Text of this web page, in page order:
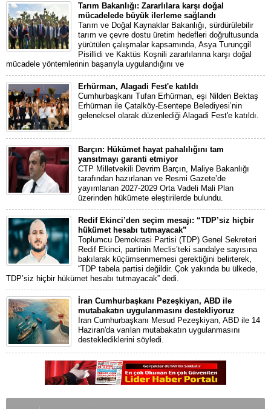
Tarım Bakanlığı: Zararlılara karşı doğal
mücadelede büyük ilerleme sağlandı
Tarım ve Doğal Kaynaklar Bakanlığı, sürdürülebilir
tarım ve çevre dostu üretim hedefleri doğrultusunda
yürütülen çalışmalar kapsamında, Asya Turunçgil
Pisillidi ve Kaktüs Koşnili zararlılarına karşı doğal
mücadele yöntemlerinin başarıyla uygulandığını ve
Erhürman, Alagadi Fest'e katıldı
Cumhurbaşkanı Tufan Erhürman, eşi Nilden Bektaş
Erhürman ile Çatalköy-Esentepe Belediyesi’nin
geleneksel olarak düzenlediği Alagadi Fest'e katıldı.
Barçın: Hükümet hayat pahalılığını tam
yansıtmayı garanti etmiyor
CTP Milletvekili Devrim Barçın, Maliye Bakanlığı
tarafından hazırlanan ve Resmi Gazete’de
yayımlanan 2027-2029 Orta Vadeli Mali Plan
üzerinden hükümete eleştirilerde bulundu.
Redif Ekinci’den seçim mesajı: “TDP’siz hiçbir
hükümet hesabı tutmayacak”
Toplumcu Demokrasi Partisi (TDP) Genel Sekreteri
Redif Ekinci, partinin Meclis’teki sandalye sayısına
bakılarak küçümsenmemesi gerektiğini belirterek,
“TDP tabela partisi değildir. Çok yakında bu ülkede,
TDP’siz hiçbir hükümet hesabı tutmayacak” dedi.
İran Cumhurbaşkanı Pezeşkiyan, ABD ile
mutabakatın uygulanmasını destekliyoruz
İran Cumhurbaşkanı Mesud Pezeşkiyan, ABD ile 14
Haziran'da varılan mutabakatın uygulanmasını
desteklediklerini söyledi.